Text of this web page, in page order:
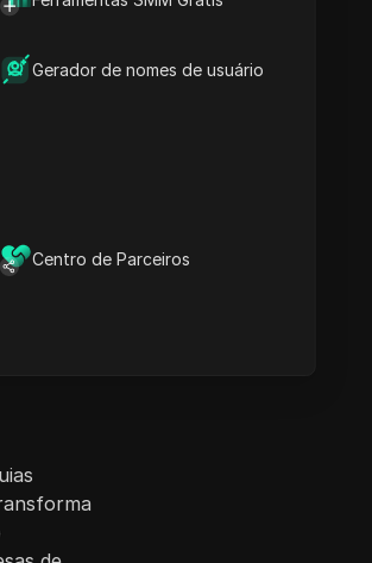
Gerador de nomes de usuário
Centro de Parceiros